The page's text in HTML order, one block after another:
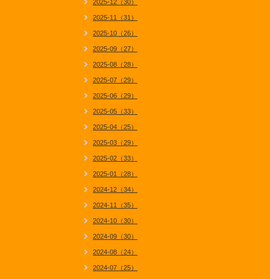
2025-12（30）
2025-11（31）
2025-10（26）
2025-09（27）
2025-08（28）
2025-07（29）
2025-06（29）
2025-05（33）
2025-04（25）
2025-03（29）
2025-02（33）
2025-01（28）
2024-12（34）
2024-11（35）
2024-10（30）
2024-09（30）
2024-08（24）
2024-07（25）